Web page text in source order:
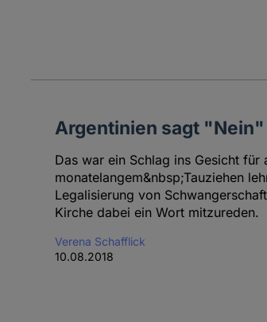
Argentinien sagt
Das war ein Schlag ins Gesicht
monatelangem&nbsp;Tauziehen
Legalisierung von
Kirche dabei ein Wort mitzureden.
Verena Schafflick
10.08.2018